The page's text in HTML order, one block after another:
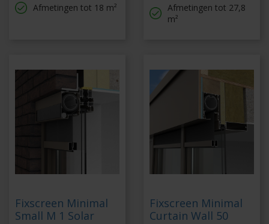
Afmetingen tot 18 m²
Afmetingen tot 27,8
m²
Fixscreen Minimal
Small M 1 Solar
Fixscreen Minimal
Curtain Wall 50